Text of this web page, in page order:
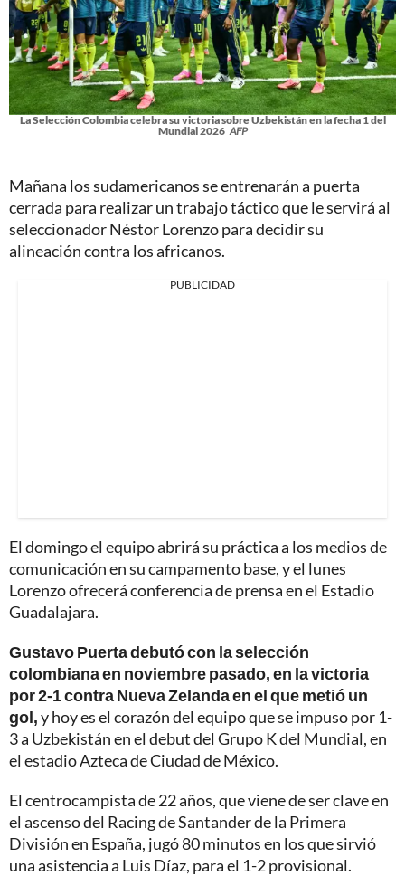
La Selección Colombia celebra su victoria sobre Uzbekistán en la fecha 1 del
Mundial 2026 AFP
Mañana los sudamericanos se entrenarán a puerta
cerrada para realizar un trabajo táctico que le servirá al
seleccionador Néstor Lorenzo para decidir su
alineación contra los africanos.
PUBLICIDAD
El domingo el equipo abrirá su práctica a los medios de
comunicación en su campamento base, y el lunes
Lorenzo ofrecerá conferencia de prensa en el Estadio
Guadalajara.
Gustavo Puerta debutó con la selección
colombiana en noviembre pasado, en la victoria
por 2-1 contra Nueva Zelanda en el que metió un
gol,y hoy es el corazón del equipo que se impuso por 1-
3 a Uzbekistán en el debut del Grupo K del Mundial, en
el estadio Azteca de Ciudad de México.
El centrocampista de 22 años, que viene de ser clave en
el ascenso del Racing de Santander de la Primera
División en España, jugó 80 minutos en los que sirvió
una asistencia a Luis Díaz, para el 1-2 provisional.